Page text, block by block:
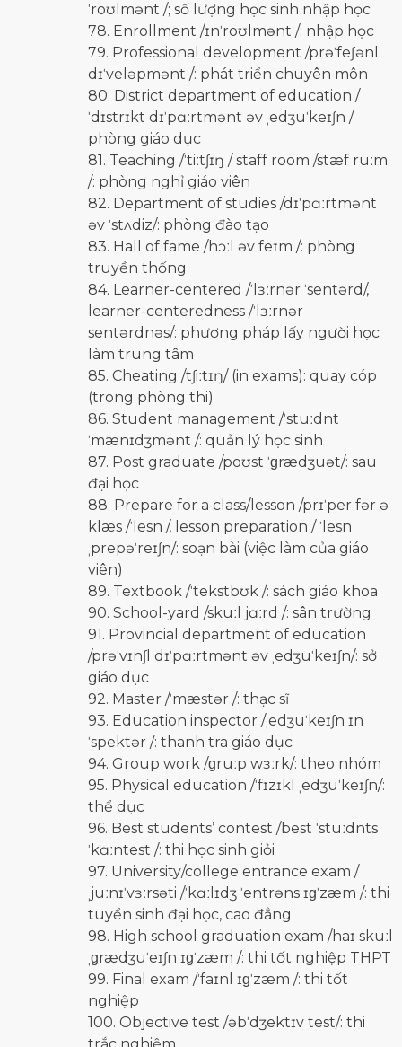
ˈroʊlmənt /; số lượng học sinh nhập học
78. Enrollment /ɪnˈroʊlmənt /: nhập học
79. Professional development /prəˈfeʃənl
dɪˈveləpmənt /: phát triển chuyên môn
80. District department of education /
ˈdɪstrɪkt dɪˈpɑːrtmənt əv ˌedʒuˈkeɪʃn /
phòng giáo dục
81. Teaching /ˈtiːtʃɪŋ / staff room /stæf ruːm
/: phòng nghỉ giáo viên
82. Department of studies /dɪˈpɑːrtmənt
əv ˈstʌdiz/: phòng đào tạo
83. Hall of fame /hɔːl əv feɪm /: phòng
truyền thống
84. Learner-centered /ˈlɜːrnər ˈsentərd/,
learner-centeredness /ˈlɜːrnər
sentərdnəs/: phương pháp lấy người học
làm trung tâm
85. Cheating /tʃiːtɪŋ/ (in exams): quay cóp
(trong phòng thi)
86. Student management /ˈstuːdnt
ˈmænɪdʒmənt /: quản lý học sinh
87. Post graduate /poʊst ˈɡrædʒuət/: sau
đại học
88. Prepare for a class/lesson /prɪˈper fər ə
klæs /ˈlesn /, lesson preparation / ˈlesn
ˌprepəˈreɪʃn/: soạn bài (việc làm của giáo
viên)
89. Textbook /ˈtekstbʊk /: sách giáo khoa
90. School-yard /skuːl jɑːrd /: sân trường
91. Provincial department of education
/prəˈvɪnʃl dɪˈpɑːrtmənt əv ˌedʒuˈkeɪʃn/: sở
giáo dục
92. Master /ˈmæstər /: thạc sĩ
93. Education inspector /ˌedʒuˈkeɪʃn ɪn
ˈspektər /: thanh tra giáo dục
94. Group work /ɡruːp wɜːrk/: theo nhóm
95. Physical education /ˈfɪzɪkl ˌedʒuˈkeɪʃn/:
thể dục
96. Best students’ contest /best ˈstuːdnts
ˈkɑːntest /: thi học sinh giỏi
97. University/college entrance exam /
ˌjuːnɪˈvɜːrsəti /ˈkɑːlɪdʒ ˈentrəns ɪɡˈzæm /: thi
tuyển sinh đại học, cao đẳng
98. High school graduation exam /haɪ skuːl
ˌɡrædʒuˈeɪʃn ɪɡˈzæm /: thi tốt nghiệp THPT
99. Final exam /ˈfaɪnl ɪɡˈzæm /: thi tốt
nghiệp
100. Objective test /əbˈdʒektɪv test/: thi